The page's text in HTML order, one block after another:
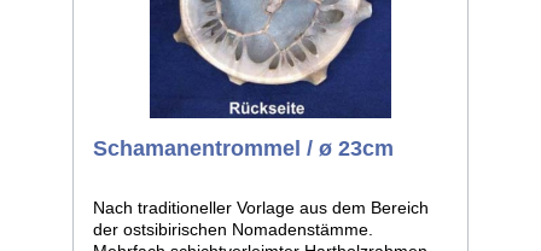
Schamanentrommel / ø 23cm
Nach traditioneller Vorlage aus dem Bereich
der ostsibirischen Nomadenstämme.